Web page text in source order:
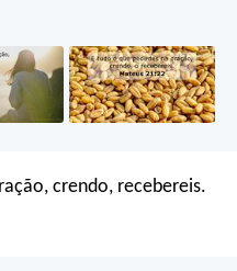
crendo, recebereis.